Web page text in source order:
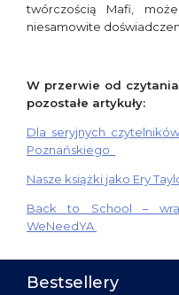
twórczością Mafi,
niesamowite
W przerwie od
pozostałe artykuły:
Dla seryjnych
Poznańskiego
Nasze książki jako Ery
Back to School –
WeNeedYA
Bestsellery